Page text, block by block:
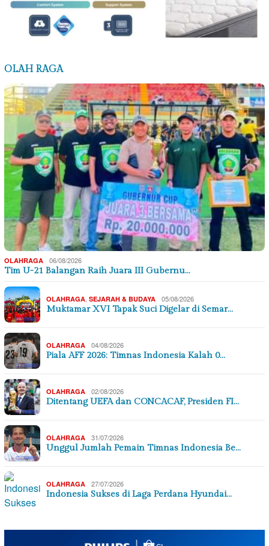
OLAH RAGA
OLAHRAGA 06/08/2026
Tim U-21 Balangan Raih Juara III Gubernu…
OLAHRAGA SEJARAH & BUDAYA 05/08/2026
Muktamar XVI Tapak Suci Digelar di Semar…
OLAHRAGA 04/08/2026
Piala AFF 2026: Timnas Indonesia Kalah 0…
OLAHRAGA 02/08/2026
Ditentang UEFA dan CONCACAF, Presiden FI…
OLAHRAGA 31/07/2026
Unggul Jumlah Pemain Timnas Indonesia Be…
OLAHRAGA 27/07/2026
Indonesia Sukses di Laga Perdana Hyundai…